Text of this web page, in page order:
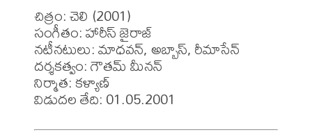
చిత్రం: చెలి (2001)
సంగీతం: హారీస్ జైరాజ్
నటీనటులు: మాధవన్, అబ్బాస్, రీమాసేన్
దర్శకత్వం: గౌతమ్ మీనన్
నిర్మాత: కళ్యాణ్
విడుదల తేది: 01.05.2001